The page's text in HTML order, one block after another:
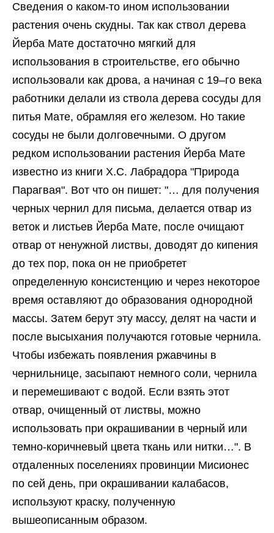
Сведения о каком-то ином использовании
растения очень скудны. Так как ствол дерева
Йерба Мате достаточно мягкий для
использования в строительстве, его обычно
использовали как дрова, а начиная с 19–го века
работники делали из ствола дерева сосуды для
питья Мате, обрамляя его железом. Но такие
сосуды не были долговечными. О другом
редком использовании растения Йерба Мате
известно из книги Х.С. Лабрадора "Природа
Парагвая". Вот что он пишет: "… для получения
черных чернил для письма, делается отвар из
веток и листьев Йерба Мате, после очищают
отвар от ненужной листвы, доводят до кипения
до тех пор, пока он не приобретет
определенную консистенцию и через некоторое
время оставляют до образования однородной
массы. Затем берут эту массу, делят на части и
после высыхания получаются готовые чернила.
Чтобы избежать появления ржавчины в
чернильнице, засыпают немного соли, чернила
и перемешивают с водой. Если взять этот
отвар, очищенный от листвы, можно
использовать при окрашивании в черный или
темно-коричневый цвета ткань или нитки…". В
отдаленных поселениях провинции Мисионес
по сей день, при окрашивании калабасов,
используют краску, полученную
вышеописанным образом.